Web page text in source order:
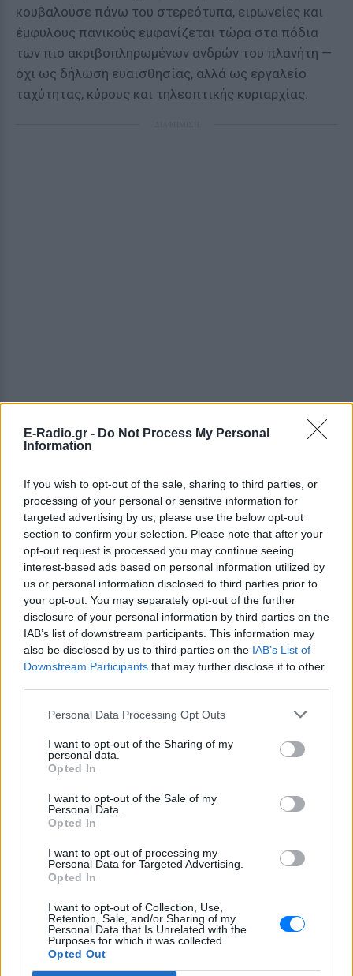
E-Radio.gr - Do Not Process My Personal
Information
If you wish to opt-out of the sale, sharing to third parties, or
processing of your personal or sensitive information for
targeted advertising by us, please use the below opt-out
section to confirm your selection. Please note that after your
opt-out request is processed you may continue seeing
interest-based ads based on personal information utilized by
us or personal information disclosed to third parties prior to
your opt-out. You may separately opt-out of the further
disclosure of your personal information by third parties on the
IAB’s list of downstream participants. This information may
also be disclosed by us to third parties on the IAB’s List of
Downstream Participants that may further disclose it to other
Personal Data Processing Opt Outs
I want to opt-out of the Sharing of my
personal data.
Opted In
I want to opt-out of the Sale of my
Personal Data.
Opted In
I want to opt-out of processing my
Personal Data for Targeted Advertising.
Opted In
I want to opt-out of Collection, Use,
Retention, Sale, and/or Sharing of my
Personal Data that Is Unrelated with the
Purposes for which it was collected.
Opted Out
κουβαλούσε πάνω του στερεότυπα, ειρωνείες και
έμφυλους πανικούς εμφανίζεται τώρα στα πόδια
των πιο ακριβοπληρωμένων ανδρών του πλανήτη —
όχι ως δήλωση ευαισθησίας, αλλά ως εργαλείο
ταχύτητας, κύρους και τηλεοπτικής κυριαρχίας.
Μόδα, τάσεις και η λογική πίσω από τις
επιλογές
Υπάρχει και μια λιγότερο ρομαντική εξήγηση. Οι
μεγάλες εταιρείες αθλητικού εξοπλισμού δεν
σχεδιάζουν τις συλλογές τους λίγους μήνες πριν
από ένα Μουντιάλ. Οι αποφάσεις για χρώματα,
υλικά και καμπάνιες παίρνονται χρόνια νωρίτερα,
συχνά με βάση προβλέψεις τάσεων. Το έντονο
τις συνεργασίες μεγάλων brands με σχεδιαστές και
pop πρόσωπα.
Το ποδόσφαιρο, όπως συμβαίνει όλο και πιο συχνά,
δεν βρίσκεται έξω από τη μόδα — τη μεταφράζει σε
ταχύτητα. Στον αγώνα
Μεξικό - Νότια Αφρική
ροζ, από σομόν μέχρι φούξια. Στην αναμέτρηση της
Αγγλίας με την Κροατία
παπούτσια, με εξαίρεση τονΡις Τζέιμς
, του οποίου
τα μπλεNikeείχαν επίσης ροζ λεπτομέρεια.
Όταν ηΣουηδίαπέτυχε πέντε γκολ απέναντι στην